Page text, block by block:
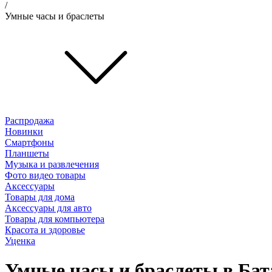
/
Умные часы и браслеты
Распродажа
Новинки
Смартфоны
Планшеты
Музыка и развлечения
Фото видео товары
Аксессуары
Товары для дома
Аксессуары для авто
Товары для компьютера
Красота и здоровье
Уценка